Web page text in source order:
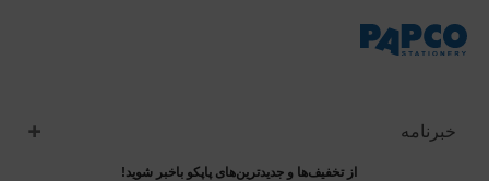
خبرنامه
از تخفیف‌ها و جدیدترین‌های پاپکو باخبر شوید!